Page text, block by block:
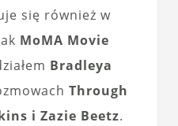
się również w
MoMA Movie
Bradleya
Through
i Zazie Beetz.